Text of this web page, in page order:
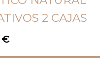
2 CAJAS
€